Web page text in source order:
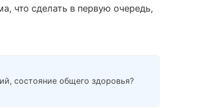
что сделать в первую очередь,
состояние общего здоровья?